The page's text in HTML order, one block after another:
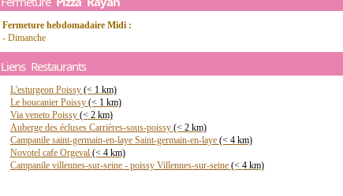
Fermeture hebdomadaire Midi :
- Dimanche
Liens Restaurants
L'esturgeon Poissy (< 1 km)
Le boucanier Poissy (< 1 km)
Via veneto Poissy (< 2 km)
Auberge des écluses Carrières-sous-poissy (< 2 km)
Campanile saint-germain-en-laye Saint-germain-en-laye (< 4 km)
Novotel cafe Orgeval (< 4 km)
Campanile villennes-sur-seine - poissy Villennes-sur-seine (< 4 km)